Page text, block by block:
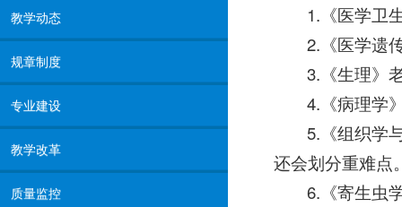
教学动态
规章制度
专业建设
教学改革
质量监控
1.《医学卫
2.《医学遗
3.《生理》
4.《病理学
5.《组织学
还会划分重难点
6.《寄生虫